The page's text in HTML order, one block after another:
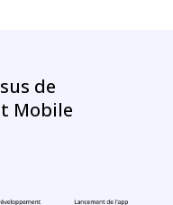
de
Mobile